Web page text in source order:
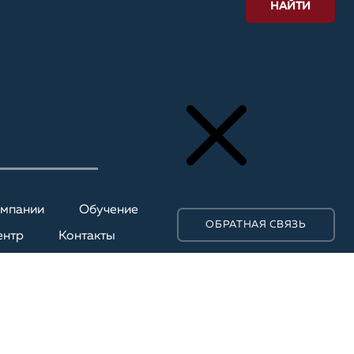
Обучение
Контакты
ОБРАТНАЯ СВЯЗЬ
НАЙТИ